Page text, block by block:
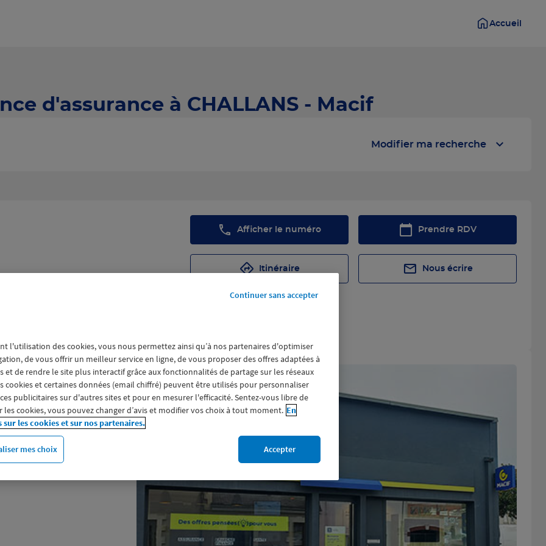
Accueil
d'assurance à CHALLANS - Macif
Modifier ma recherche
Afficher le numéro Prendre RDV
Itinéraire Nous écrire
parole à ses sociétaires et les
(assurance auto et moto,
la mutuelle et la prévoyance
ou encore pour l'épargne
ou CSE, faites votre devis
Macif Assurances de
l'utilisation des cookies, vous nous permettez ainsi qu’à nos partenaires d'optimiser
de vous offrir un meilleur service en ligne, de vous proposer des offres adaptées à
et de rendre le site plus interactif grâce aux fonctionnalités de partage sur les réseaux
cookies et certaines données (email chiffré) peuvent être utilisés pour personnaliser
publicitaires sur d'autres sites et pour en mesurer l'efficacité. Sentez-vous libre de
les cookies, vous pouvez changer d’avis et modifier vos choix à tout moment. En
sur les cookies et sur nos partenaires.
mes choix
Continuer sans accepter
Accepter